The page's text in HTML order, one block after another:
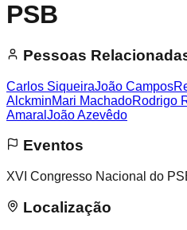
PSB
Pessoas
Carlos SiqueiraJoão Campos
AlckminMari MachadoRodrigo
Amaral João Azevêdo
Eventos
XVI Congresso Nacional do
Localização